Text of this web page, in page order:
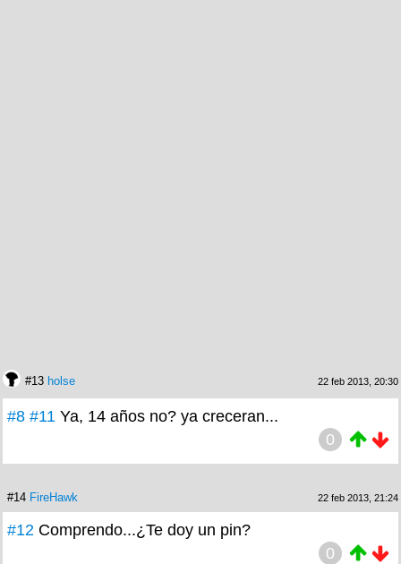
#13 holse 22 feb 2013, 20:30
#8 #11 Ya, 14 años no? ya creceran...
0
#14 FireHawk 22 feb 2013, 21:24
#12 Comprendo...¿Te doy un pin?
0